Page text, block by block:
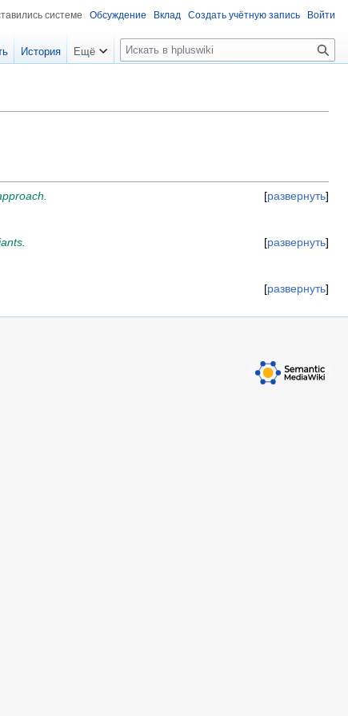
развернуть
развернуть
развернуть
системе Обсуждение Вклад Создать учётную запись Войти
История Ещё
П
о
к